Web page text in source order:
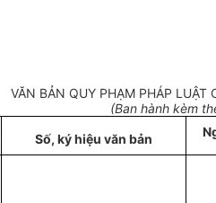
VĂN BẢN QUY PHẠM PHÁP
(Ban hành kèm
Số, ký hiệu văn bản